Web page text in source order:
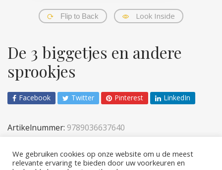
Flip to Back Look Inside
De 3 biggetjes en andere
sprookjes
Facebook Twitter Pinterest LinkedIn
Artikelnummer: 9789036637640
We gebruiken cookies op onze website om u de meest
relevante ervaring te bieden door uw voorkeuren en